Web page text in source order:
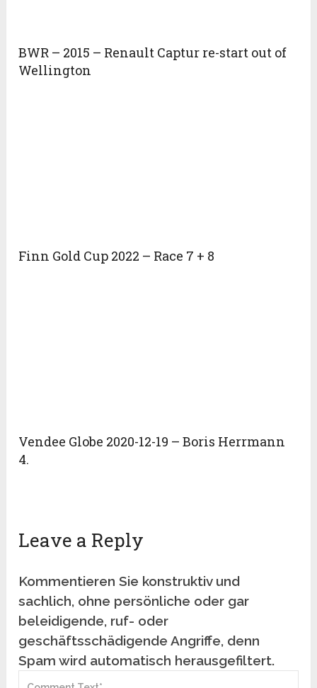
BWR – 2015 – Renault Captur re-start out of
Wellington
Finn Gold Cup 2022 – Race 7 + 8
Vendee Globe 2020-12-19 – Boris Herrmann
4.
Leave a Reply
Kommentieren Sie konstruktiv und
sachlich, ohne persönliche oder gar
beleidigende, ruf- oder
geschäftsschädigende Angriffe, denn
Spam wird automatisch herausgefiltert.